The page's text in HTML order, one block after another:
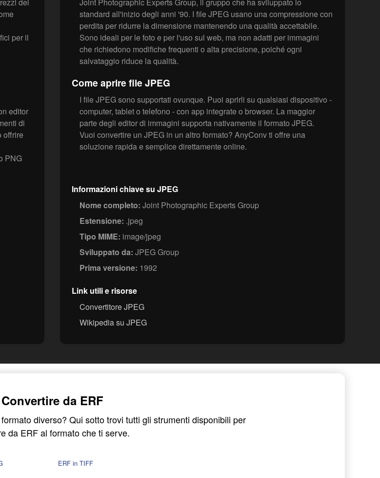
per il
editor
di
offrire
PNG
standard all'inizio degli anni '90. I file JPEG usano una compressione con
perdita per ridurre la dimensione mantenendo una qualità accettabile.
Sono ideali per le foto e per l'uso sul web, ma non adatti per immagini
che richiedono modifiche frequenti o alta precisione, poiché ogni
salvataggio riduce la qualità.
Come aprire file JPEG
I file JPEG sono supportati ovunque. Puoi aprirli su qualsiasi dispositivo -
computer, tablet o telefono - con app integrate o browser. La maggior
parte degli editor di immagini supporta nativamente il formato JPEG.
Vuoi convertire un JPEG in un altro formato? AnyConv ti offre una
soluzione rapida e semplice direttamente online.
Informazioni chiave su JPEG
Nome completo: Joint Photographic Experts Group
Estensione: .jpeg
Tipo MIME: image/jpeg
Sviluppato da: JPEG Group
Prima versione: 1992
Link utili e risorse
Convertitore JPEG
Wikipedia su JPEG
Convertire da ERF
diverso? Qui sotto trovi tutti gli strumenti disponibili per
da ERF al formato che ti serve.
ERF in TIFF